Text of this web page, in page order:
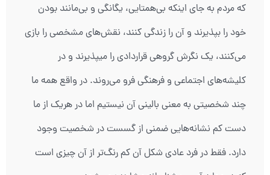
که مردم به جای اینکه بی‌همتایی، یگانگی و بی‌مانند بودن
خود را بپذیرند و آن را زندگی کنند، نقش‌های مشخصی را بازی
می‌کنند، یک نگرش گروهی قراردادی را می‏پذیرند و در
کلیشه‌های اجتماعی و فرهنگی فرو می‌روند. در واقع همه ما
چند شخصیتی به معنی بالینی آن نیستیم اما در هریک از ما
دست کم نشانه‏‌هایی ضمنی از گسست در شخصیت وجود
دارد. فقط در فرد عادی شکل آن کم رنگ‌تر از آن چیزی است